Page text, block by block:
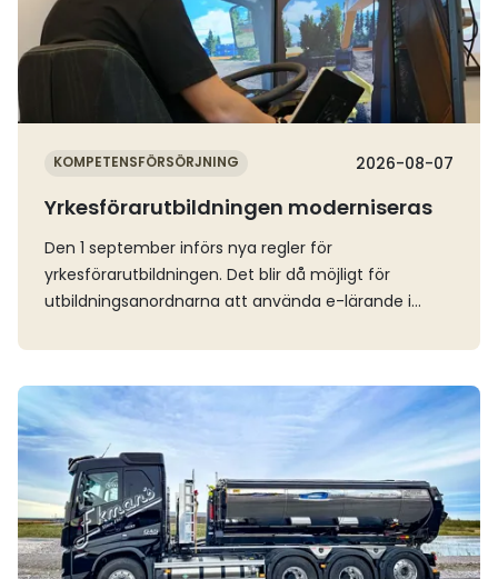
KOMPETENSFÖRSÖRJNING 2026-08-07
Yrkesförarutbildningen moderniseras
Den 1 september införs nya regler för
yrkesförarutbildningen. Det blir då möjligt för
utbildningsanordnarna att använda e-lärande i
körträningen.Regeringen beslutade i januari att
ändra förordningen om yrkesförarkompetens i syfte
att modernisera utbildningen för yrkesförare.
Reformen innebär bland annat att nya former för
undervisning införs och att delar av körträningen
kan ersättas med övningar med en avancerad
simulator.Två nya begrepp introduceras i
regelverket. Fjärrundervisning definieras som
lärarledd undervisning som genomförs via digitala
Läs mer